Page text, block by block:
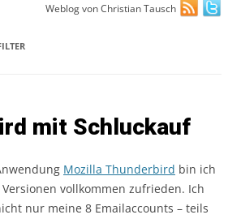
Weblog von Christian Tausch
mit Schluckauf
Mozilla Thunderbird bin ich
vollkommen zufrieden. Ich
nur meine 8 Emailaccounts – teils